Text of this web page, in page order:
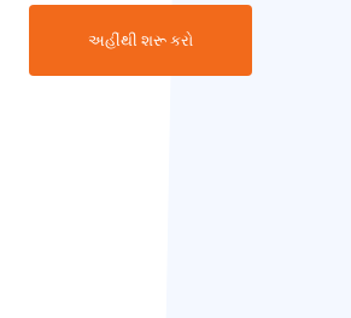
અહીંથી શરૂ કરો